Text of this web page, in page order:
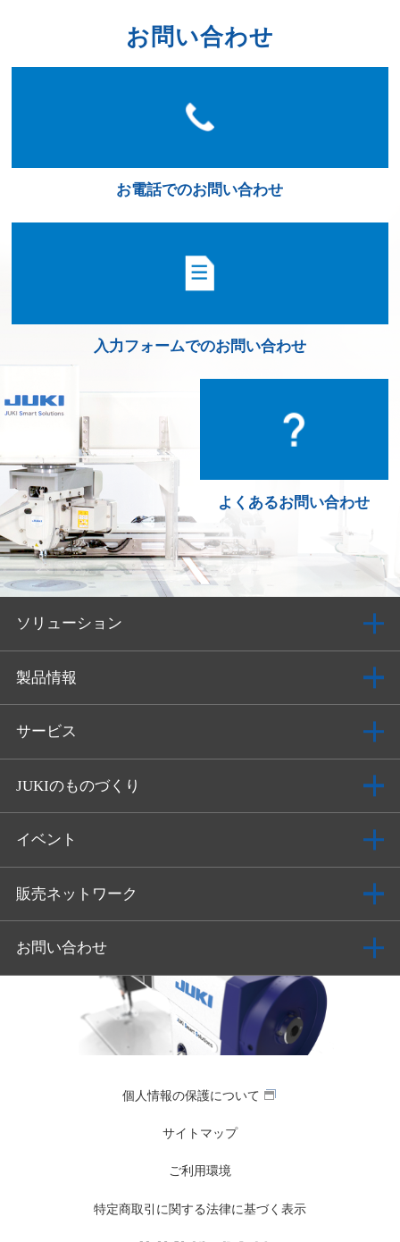
お問い合わせ
お電話でのお問い合わせ
入力フォームでのお問い合わせ
よくあるお問い合わせ
ソリューション
製品情報
サービス
JUKIのものづくり
イベント
販売ネットワーク
お問い合わせ
個人情報の保護について
サイトマップ
ご利用環境
特定商取引に関する法律に基づく表示